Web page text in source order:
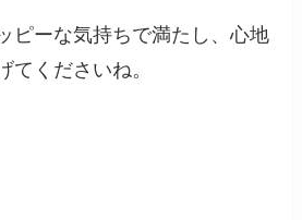
ピーな気持ちで満たし、心地
てくださいね。